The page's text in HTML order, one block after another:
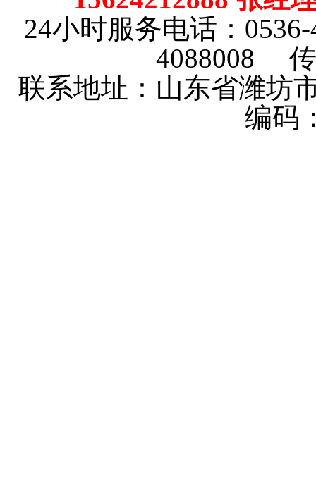
24小时服务电话：
4088008 传
联系地址：山东省潍坊
编码